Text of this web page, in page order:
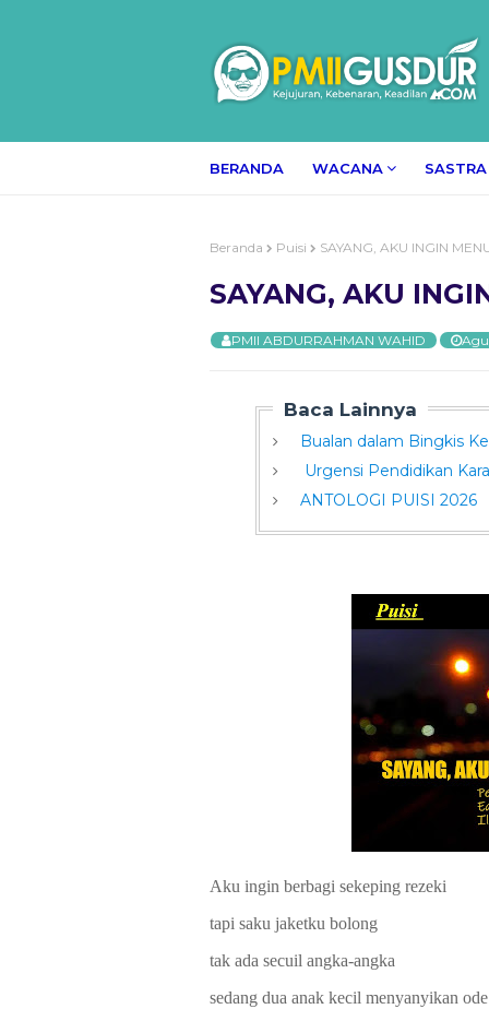
BERANDA WACANA SASTRA
Beranda Puisi SAYANG, AKU INGIN
SAYANG, AKU
PMII ABDURRAHMAN WAHID
Baca Lainnya
Bualan dalam Bingkis
Urgensi Pendidikan
ANTOLOGI PUISI 2026
Aku ingin berbagi sekeping rezeki
tapi saku jaketku bolong
tak ada secuil angka-angka
sedang dua anak kecil menyanyikan ode